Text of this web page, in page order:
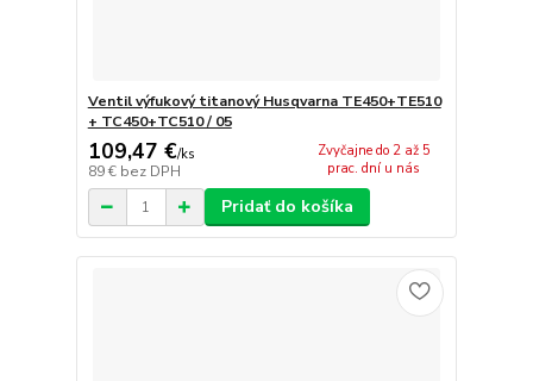
Ventil výfukový titanový Husqvarna TE450+TE510
+ TC450+TC510 / 05
109,47 €/ks
89 € bez DPH
Zvyčajne do 2 až 5
prac. dní u nás
Pridať do košíka